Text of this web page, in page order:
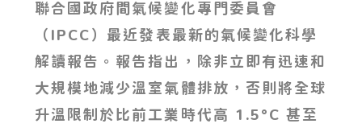
聯合國政府間氣候變化專門委員會
（IPCC）最近發表最新的氣候變化科學
解讀報告。報告指出，除非立即有迅速和
大規模地減少溫室氣體排放，否則將全球
升溫限制於比前工業時代高 1.5°C 甚至